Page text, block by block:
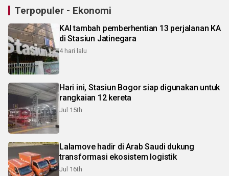
Terpopuler - Ekonomi
KAI tambah pemberhentian 13 perjalanan KA
di Stasiun Jatinegara
4 hari lalu
Hari ini, Stasiun Bogor siap digunakan untuk
rangkaian 12 kereta
Jul 15th
Lalamove hadir di Arab Saudi dukung
transformasi ekosistem logistik
Jul 16th